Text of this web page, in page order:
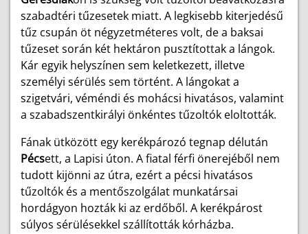
szabadtéri tűzesetek miatt. A legkisebb kiterjedésű
tűz csupán öt négyzetméteres volt, de a baksai
tűzeset során két hektáron pusztítottak a lángok.
Kár egyik helyszínen sem keletkezett, illetve
személyi sérülés sem történt. A lángokat a
szigetvári, véméndi és mohácsi hivatásos, valamint
a szabadszentkirályi önkéntes tűzoltók eloltották.
Fának ütközött egy kerékpározó tegnap délután
Pécsett, a Lapisi úton. A fiatal férfi önerejéből nem
tudott kijönni az útra, ezért a pécsi hivatásos
tűzoltók és a mentőszolgálat munkatársai
hordágyon hozták ki az erdőből. A kerékpárost
súlyos sérülésekkel szállították kórházba.